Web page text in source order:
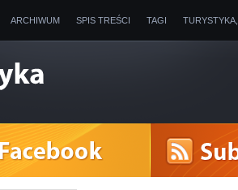
ARCHIWUM SPIS TREŚCI TAGI